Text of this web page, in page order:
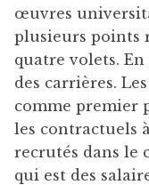
œuvres
plusieurs points
quatre volets.
des carrières.
comme premier
les contractuels
recrutés dans le
qui est des